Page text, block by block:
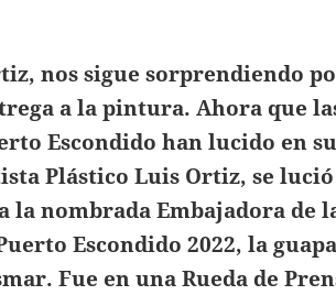
nos sigue sorprendiendo
a la pintura. Ahora que
Escondido han lucido en su
Plástico Luis Ortiz, se
la nombrada Embajadora de
Escondido 2022, la
Fue en una Rueda de